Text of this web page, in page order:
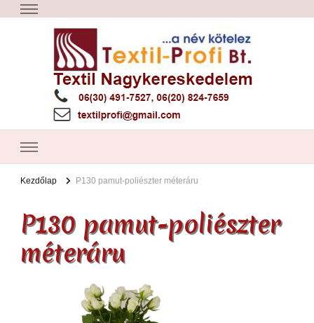
Textil Győr
Textil nagykereskedelem – Győr
Kezdőlap P130 pamut-poliészter méteráru
P130 pamut-poliészter
méteráru